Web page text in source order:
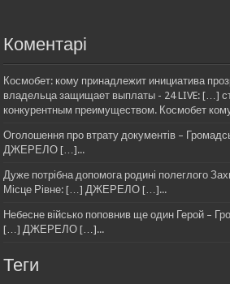
Коментарі
Космобет: кому принадлежит инициатива
владельца защищает выплаты - 24 LIVE: […]
конкурентным преимуществом. Космобет
Оголошення про втрату документів –
ДЖЕРЕЛО […]...
Дуже потрібна допомога родині полеглого
Місце Рівне: […] ДЖЕРЕЛО […]...
Небесне військо поповнив ще один Герой –
[…] ДЖЕРЕЛО […]...
Теги